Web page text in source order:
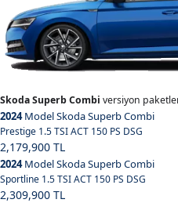
Skoda Superb Combi versiyon
2024Model Skoda Superb Combi
Prestige 1.5 TSI ACT 150 PS DSG
2,179,900 TL
2024Model Skoda Superb Combi
Sportline 1.5 TSI ACT 150 PS DSG
2,309,900 TL